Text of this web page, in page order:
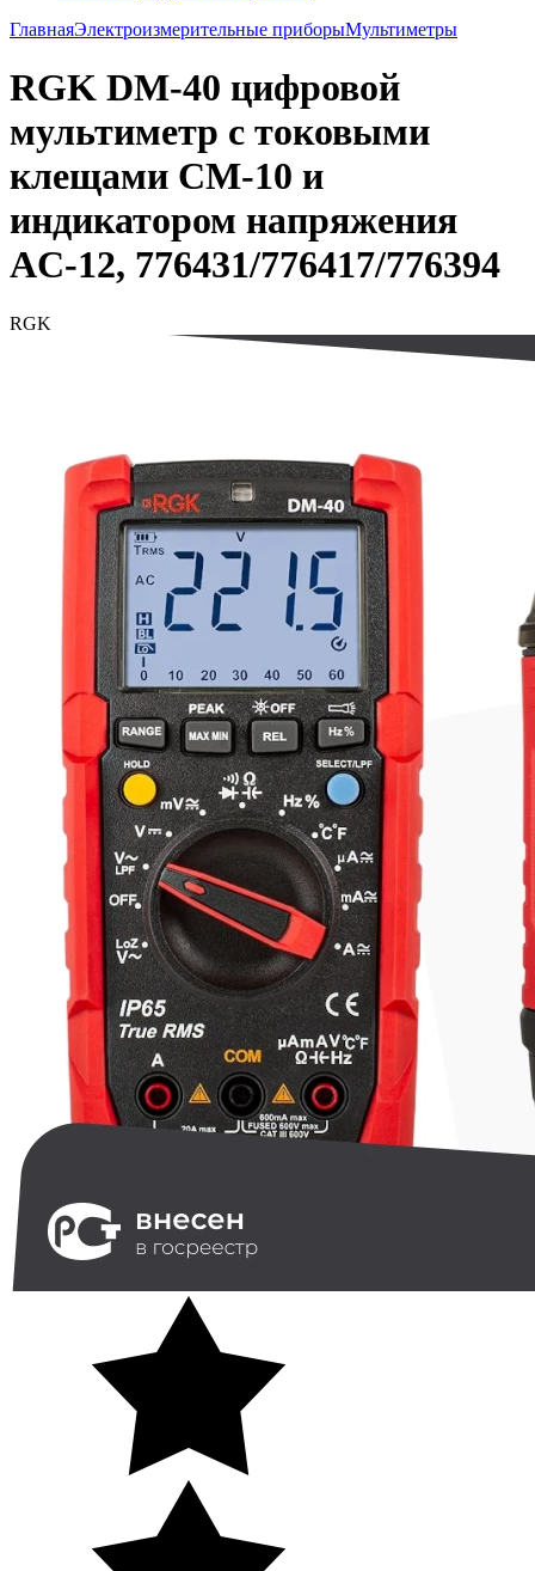
ГлавнаяЭлектроизмерительные приборыМультиметры
RGK DM-40 цифровой
мультиметр с токовыми
клещами CM-10 и
индикатором напряжения
AC-12, 776431/776417/776394
RGK